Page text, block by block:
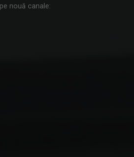
nouă canale: